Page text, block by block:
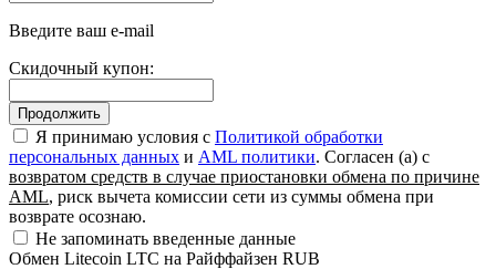
Введите ваш e-mail
Скидочный купон:
Я принимаю условия c Политикой обработки
персональных данных и AML политики. Согласен (а) с
возвратом средств в случае приостановки обмена по причине
AML, риск вычета комиссии сети из суммы обмена при
возврате осознаю.
Не запоминать введенные данные
Обмен Litecoin LTC на Райффайзен RUB